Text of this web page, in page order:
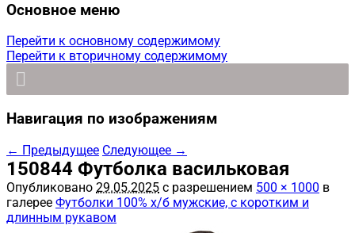
Основное меню
Перейти к основному содержимому
Перейти к вторичному содержимому
Навигация по изображениям
← Предыдущее Следующее →
150844 Футболка васильковая
Опубликовано 29.05.2025 с разрешением 500 × 1000 в
галерее Футболки 100% х/б мужские, с коротким и
длинным рукавом